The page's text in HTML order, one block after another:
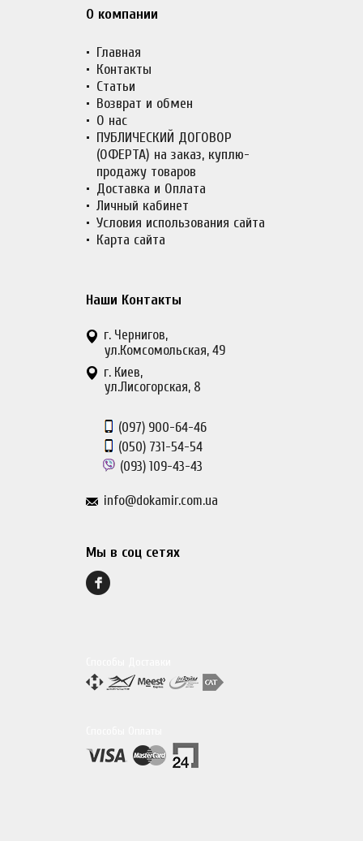
О компании
Главная
Контакты
Статьи
Возврат и обмен
О нас
ПУБЛИЧЕСКИЙ ДОГОВОР
(ОФЕРТА) на заказ, куплю-
продажу товаров
Доставка и Оплата
Личный кабинет
Условия использования сайта
Карта сайта
Наши Контакты
г. Чернигов,
ул.Комсомольская, 49
г. Киев,
ул.Лисогорская, 8
(097) 900-64-46
(050) 731-54-54
(093) 109-43-43
info@dokamir.com.ua
Мы в соц сетях